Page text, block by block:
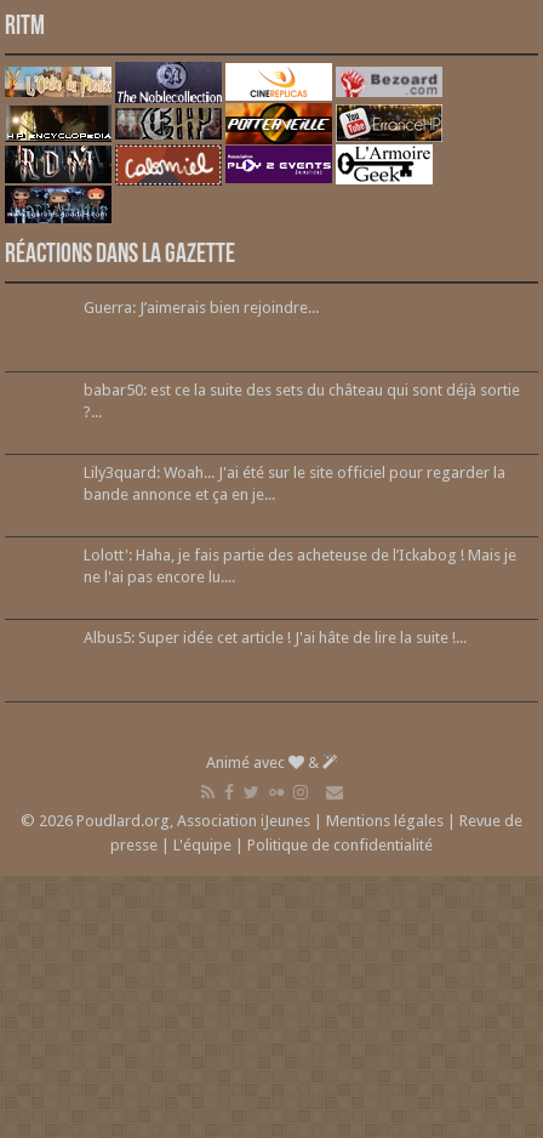
RITM
Réactions dans la gazette
Guerra: J’aimerais bien rejoindre...
babar50: est ce la suite des sets du château qui sont déjà sortie
?...
Lily3quard: Woah... J'ai été sur le site officiel pour regarder la
bande annonce et ça en je...
Lolott': Haha, je fais partie des acheteuse de l’Ickabog ! Mais je
ne l'ai pas encore lu....
Albus5: Super idée cet article ! J'ai hâte de lire la suite !...
Animé avec &
© 2026 Poudlard.org, Association iJeunes | Mentions légales | Revue de
presse | L'équipe | Politique de confidentialité